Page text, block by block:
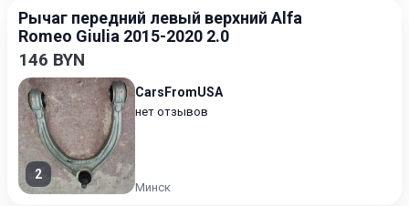
Рычаг передний левый верхний Alfa
Romeo Giulia 2015-2020 2.0
146 BYN
2
CarsFromUSA
нет отзывов
Минск